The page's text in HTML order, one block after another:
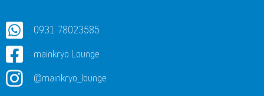
0931 78023585
mainkryo Lounge
@mainkryo_lounge